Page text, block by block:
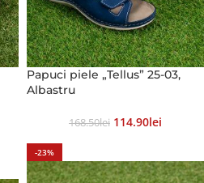
Papuci piele „Tellus” 25-03,
Albastru
168.50Lei 114.90Lei
-23%